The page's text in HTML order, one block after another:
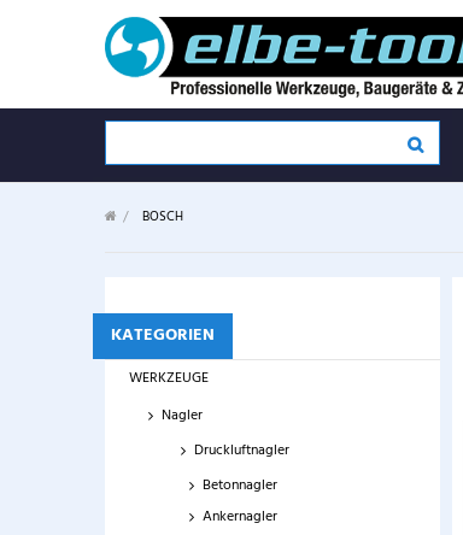
BOSCH
KATEGORIEN
WERKZEUGE
Nagler
Druckluftnagler
Betonnagler
Ankernagler